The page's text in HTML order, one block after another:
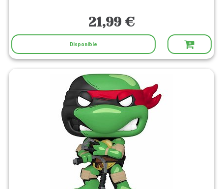
21,99 €
Disponible